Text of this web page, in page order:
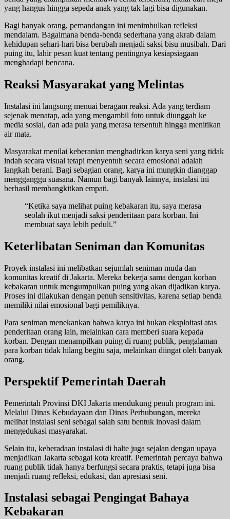
yang hangus hingga sepeda anak yang tak lagi bisa digunakan.
Bagi banyak orang, pemandangan ini menimbulkan refleksi
mendalam. Bagaimana benda-benda sederhana yang akrab dalam
kehidupan sehari-hari bisa berubah menjadi saksi bisu musibah. Dari
puing itu, lahir pesan kuat tentang pentingnya kesiapsiagaan
menghadapi bencana.
Reaksi Masyarakat yang Melintas
Instalasi ini langsung menuai beragam reaksi. Ada yang terdiam
sejenak menatap, ada yang mengambil foto untuk diunggah ke
media sosial, dan ada pula yang merasa tersentuh hingga menitikan
air mata.
Masyarakat menilai keberanian menghadirkan karya seni yang tidak
indah secara visual tetapi menyentuh secara emosional adalah
langkah berani. Bagi sebagian orang, karya ini mungkin dianggap
mengganggu suasana. Namun bagi banyak lainnya, instalasi ini
berhasil membangkitkan empati.
“Ketika saya melihat puing kebakaran itu, saya merasa
seolah ikut menjadi saksi penderitaan para korban. Ini
membuat saya lebih peduli.”
Keterlibatan Seniman dan Komunitas
Proyek instalasi ini melibatkan sejumlah seniman muda dan
komunitas kreatif di Jakarta. Mereka bekerja sama dengan korban
kebakaran untuk mengumpulkan puing yang akan dijadikan karya.
Proses ini dilakukan dengan penuh sensitivitas, karena setiap benda
memiliki nilai emosional bagi pemiliknya.
Para seniman menekankan bahwa karya ini bukan eksploitasi atas
penderitaan orang lain, melainkan cara memberi suara kepada
korban. Dengan menampilkan puing di ruang publik, pengalaman
para korban tidak hilang begitu saja, melainkan diingat oleh banyak
orang.
Perspektif Pemerintah Daerah
Pemerintah Provinsi DKI Jakarta mendukung penuh program ini.
Melalui Dinas Kebudayaan dan Dinas Perhubungan, mereka
melihat instalasi seni sebagai salah satu bentuk inovasi dalam
mengedukasi masyarakat.
Selain itu, keberadaan instalasi di halte juga sejalan dengan upaya
menjadikan Jakarta sebagai kota kreatif. Pemerintah percaya bahwa
ruang publik tidak hanya berfungsi secara praktis, tetapi juga bisa
menjadi ruang refleksi, edukasi, dan apresiasi seni.
Instalasi sebagai Pengingat Bahaya
Kebakaran